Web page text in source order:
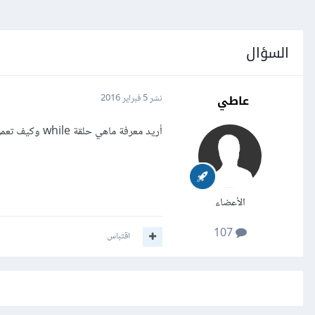
السؤال
عاطي
الأعضاء
107
نشر5 فبراير 2016
أريد معرفة ماهي حلقة while وكيف تعمل، وبماذا ستُفيدني؟
اقتباس